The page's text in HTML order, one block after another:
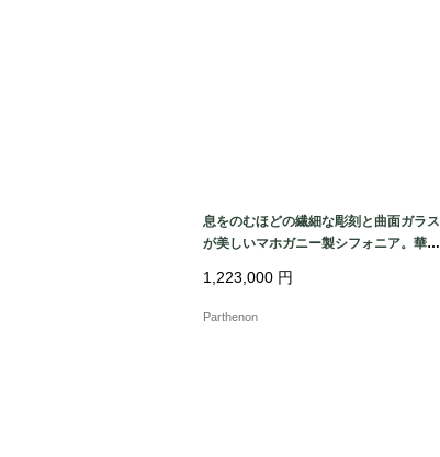
息をのむほどの繊細な彫刻と曲面ガラス
が美しいマホガニー製シフォニア。華や
ト【k182】
1,223,000 円
Parthenon